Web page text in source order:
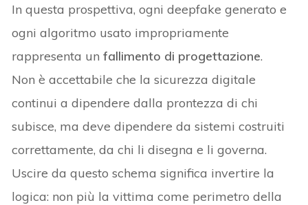
In questa prospettiva, ogni deepfake generato e
ogni algoritmo usato impropriamente
rappresenta unfallimento di progettazione.
Non è accettabile che la sicurezza digitale
continui a dipendere dalla prontezza di chi
subisce, ma deve dipendere da sistemi costruiti
correttamente, da chi li disegna e li governa.
Uscire da questo schema significa invertire la
logica: non più la vittima come perimetro della